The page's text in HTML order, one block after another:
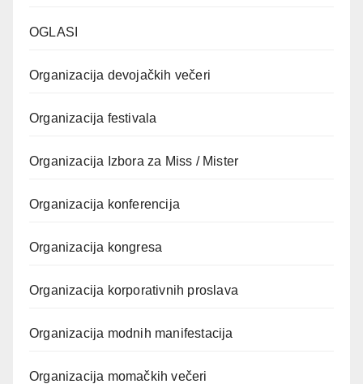
OGLASI
Organizacija devojačkih večeri
Organizacija festivala
Organizacija Izbora za Miss / Mister
Organizacija konferencija
Organizacija kongresa
Organizacija korporativnih proslava
Organizacija modnih manifestacija
Organizacija momačkih večeri